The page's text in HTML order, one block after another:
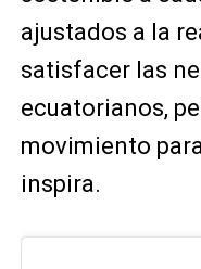
ajustados a la
satisfacer las
ecuatorianos,
movimiento
inspira.